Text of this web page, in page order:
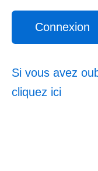
Si vous avez
cliquez ici